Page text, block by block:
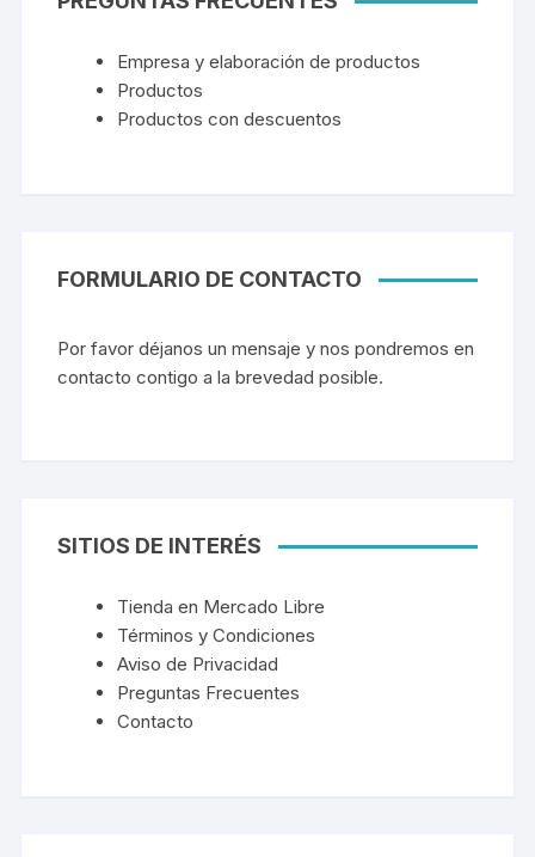
Empresa y elaboración de productos
Productos
Productos con descuentos
FORMULARIO DE CONTACTO
Por favor déjanos un mensaje y nos pondremos en
contacto contigo a la brevedad posible.
SITIOS DE INTERÉS
Tienda en Mercado Libre
Términos y Condiciones
Aviso de Privacidad
Preguntas Frecuentes
Contacto